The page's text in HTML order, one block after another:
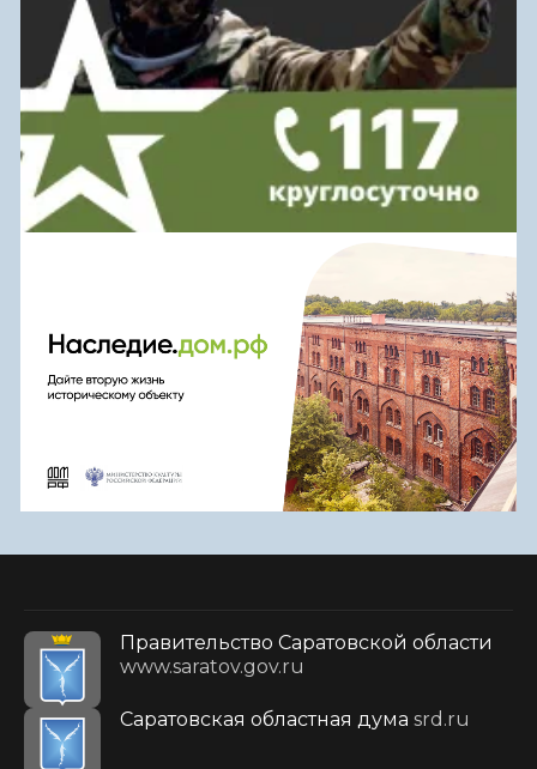
Правительство Саратовской области
www.saratov.gov.ru
Саратовская областная дума srd.ru